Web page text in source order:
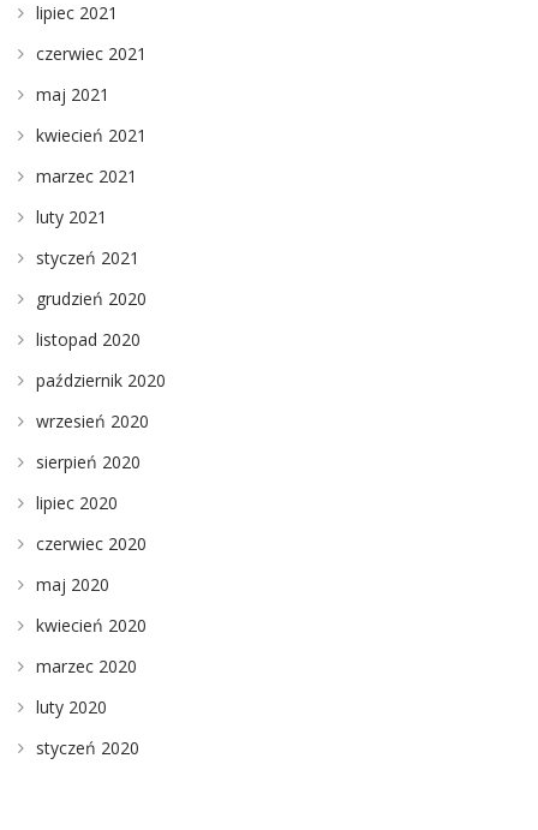
lipiec 2021
czerwiec 2021
maj 2021
kwiecień 2021
marzec 2021
luty 2021
styczeń 2021
grudzień 2020
listopad 2020
październik 2020
wrzesień 2020
sierpień 2020
lipiec 2020
czerwiec 2020
maj 2020
kwiecień 2020
marzec 2020
luty 2020
styczeń 2020